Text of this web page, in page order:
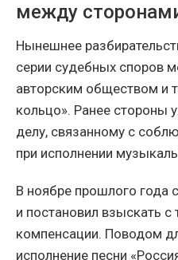
между
Нынешнее
серии судебных споров
авторским обществом и
кольцо». Ранее стороны
делу, связанному с
при исполнении
В ноябре прошлого года
и постановил взыскать с
компенсации. Поводом
исполнение песни